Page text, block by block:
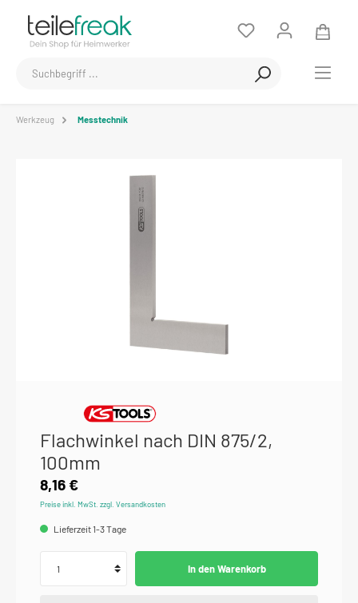
Werkzeug Messtechnik
Flachwinkel nach DIN 875/2,
100mm
8,16 €
Preise inkl. MwSt. zzgl. Versandkosten
Lieferzeit 1-3 Tage
In den Warenkorb